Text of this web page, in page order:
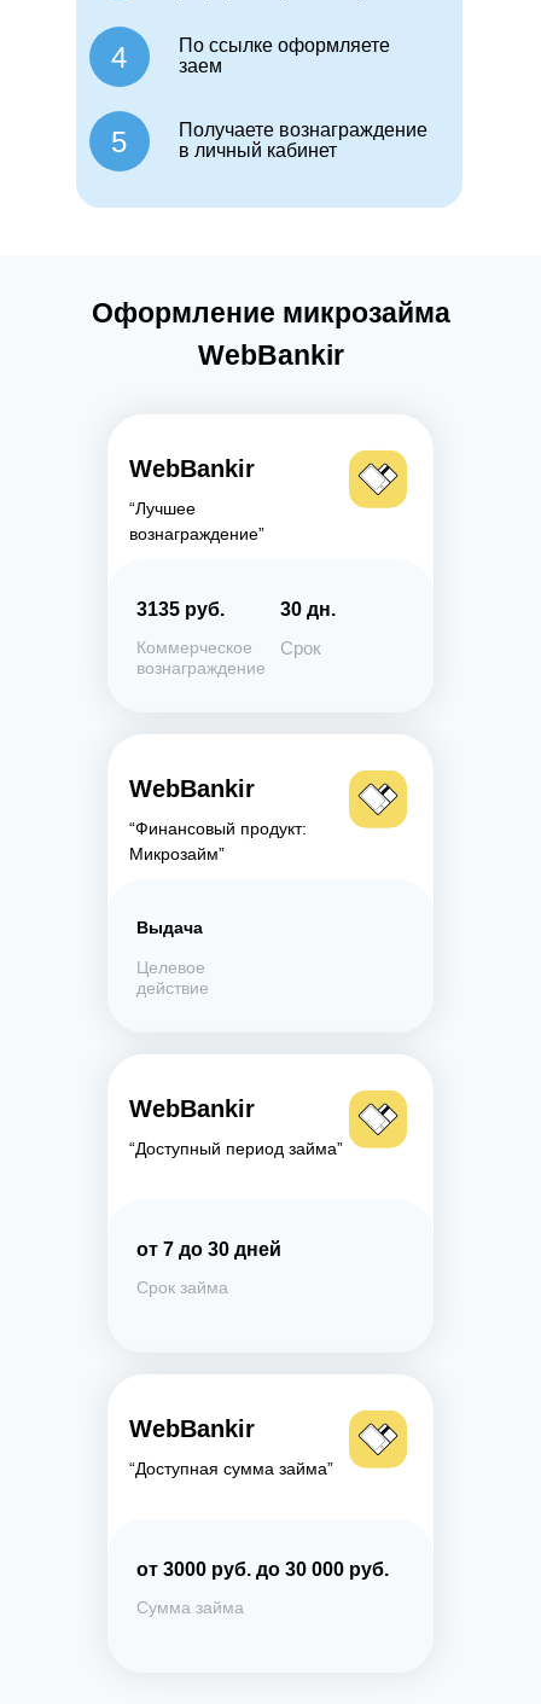
4
По ссылке оформляете
заем
5
Получаете вознаграждение
в личный кабинет
Оформление микрозайма
WebBankir
WebBankir
“Лучшее
вознаграждение”
3135 руб.
Коммерческое
вознаграждение
30 дн.
Срок
WebBankir
“Финансовый продукт:
Микрозайм”
Выдача
Целевое
действие
WebBankir
“Доступная сумма займа”
от 3000 руб. до 30 000 руб.
WebBankir
“Доступный период займа”
от 7 до 30 дней
Срок займа
Сумма займа